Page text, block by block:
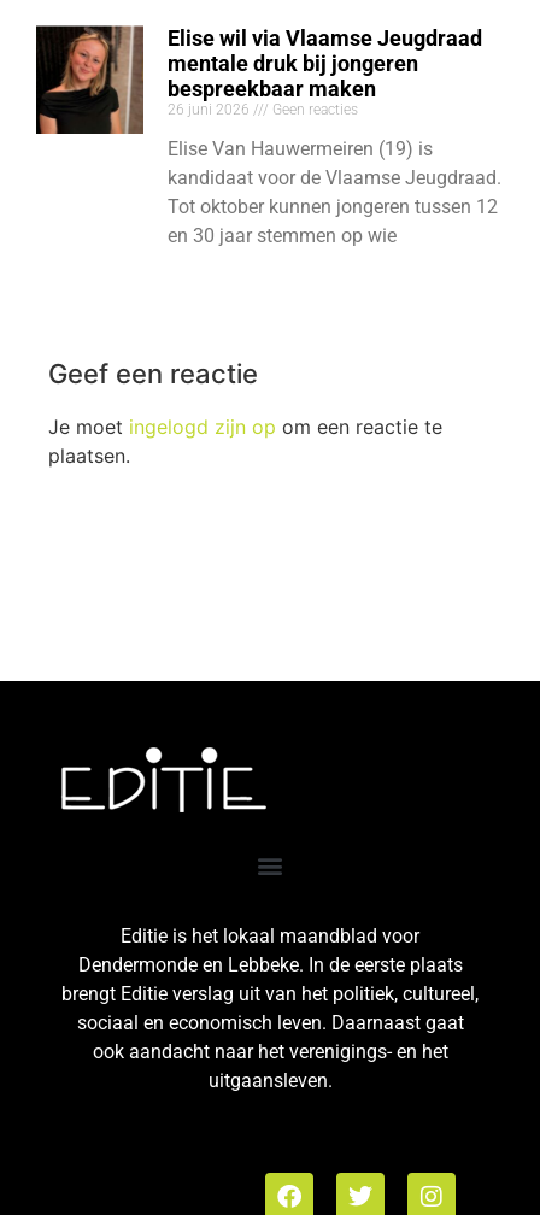
Elise wil via Vlaamse Jeugdraad
mentale druk bij jongeren
bespreekbaar maken
26 juni 2026 Geen reacties
Elise Van Hauwermeiren (19) is
kandidaat voor de Vlaamse Jeugdraad.
Tot oktober kunnen jongeren tussen 12
en 30 jaar stemmen op wie
Geef een reactie
Je moet ingelogd zijn op om een reactie te
plaatsen.
Editie is het lokaal maandblad voor
Dendermonde en Lebbeke. In de eerste plaats
brengt Editie verslag uit van het politiek, cultureel,
sociaal en economisch leven. Daarnaast gaat
ook aandacht naar het verenigings- en het
uitgaansleven.